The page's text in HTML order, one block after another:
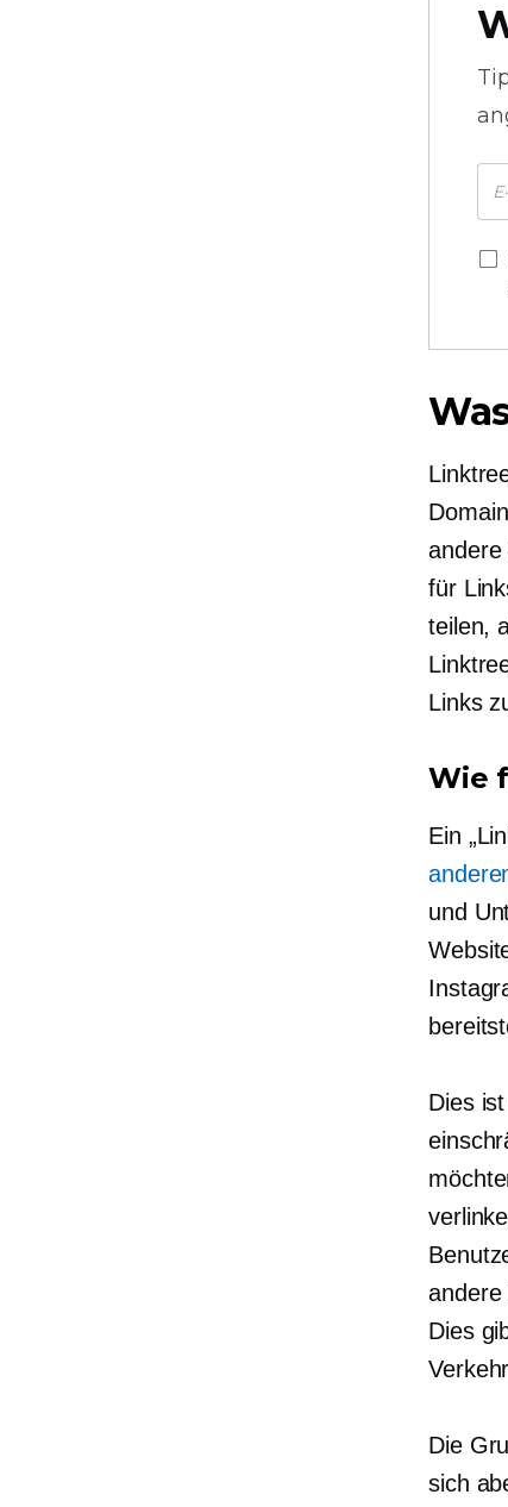
andere
für
teilen,
Links
Wie
Ein
und
Dies
andere
Dies
Die
sich